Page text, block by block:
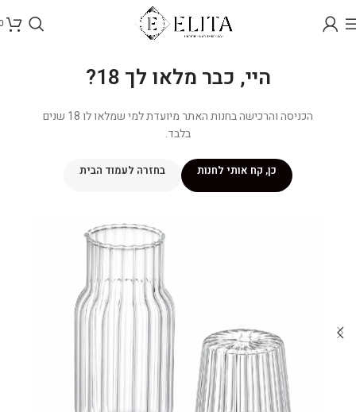
היי, כבר מלאו לך 18?
הכניסה והרכישה בחנות האתר מיועדת למי שמלאו לו 18 שנים
בלבד.
כן, קח אותי לחנות בחזרה לעמוד הבית